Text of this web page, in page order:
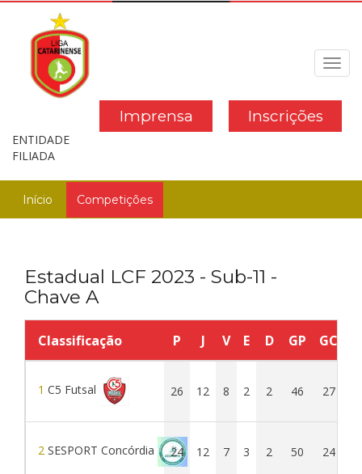
Inscrições
Imprensa
ENTIDADE
FILIADA
Início Competições
Estadual LCF 2023 - Sub-11 -
Chave A
Classificação P J V E D GP GC
1 C5 Futsal 26 12 8 2 2 46 27
2 SESPORT Concórdia 24 12 7 3 2 50 24